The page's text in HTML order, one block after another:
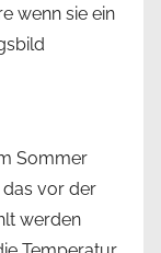
wenn sie ein
Sommer
das vor der
werden